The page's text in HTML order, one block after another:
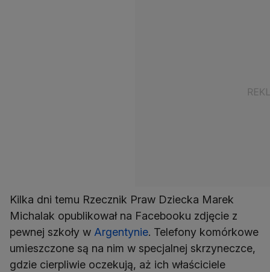
Kilka dni temu Rzecznik Praw Dziecka Marek
Michalak opublikował na Facebooku zdjęcie z
pewnej szkoły w Argentynie. Telefony komórkowe
umieszczone są na nim w specjalnej skrzyneczce,
gdzie cierpliwie oczekują, aż ich właściciele